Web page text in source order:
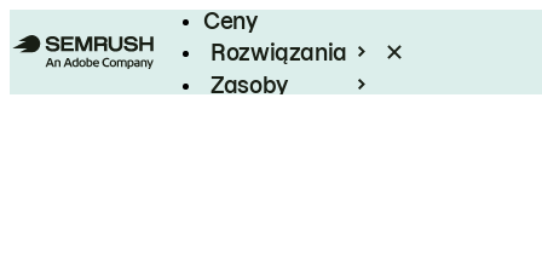
Ceny
Rozwiązania
Zasoby